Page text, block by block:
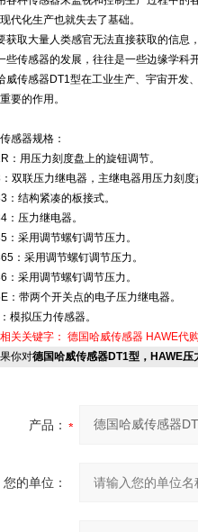
代化生产也就失去了基础。
获取大量人类感官无法直接获取的信息
些传感器的发展，往往是一些边缘学科开
威传感器DT1型在工业生产、宇宙开发
要的作用。
感器规格：
：用压力刻度盘上的旋钮调节。
双联压力继电器，主继电器用压力刻
：结构紧凑的板接式。
：压力继电器。
：采用调节螺钉调节压力。
：采用调节螺钉调节压力。
：采用调节螺钉调节压力。
：带两个开关点的电子压力继电器。
模拟压力传感器。
关关键字： 德国哈威传感器 HAWE代购
你对德国哈威传感器DT1型，HAWE压
产品：
您的单位：